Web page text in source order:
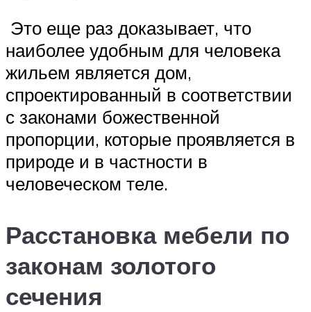
Это еще раз доказывает, что
наиболее удобным для человека
жильем является дом,
спроектированный в соответствии
с законами божественной
пропорции, которые проявляется в
природе и в частности в
человеческом теле.
Расстановка мебели по
законам золотого
сечения